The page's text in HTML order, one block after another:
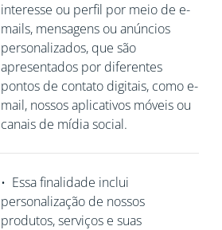
interesse ou perfil por meio de e-
mails, mensagens ou anúncios
personalizados, que são
apresentados por diferentes
pontos de contato digitais, como e-
mail, nossos aplicativos móveis ou
canais de mídia social.
• Essa finalidade inclui
personalização de nossos
produtos, serviços e suas